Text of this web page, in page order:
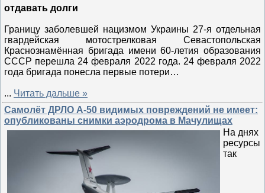
отдавать долги
Границу заболевшей нацизмом Украины 27-я отдельная
гвардейская мотострелковая Севастопольская
Краснознамённая бригада имени 60-летия образования
СССР перешла 24 февраля 2022 года. 24 февраля 2022
года бригада понесла первые потери…
... Читать дальше »
Самолёт ДРЛО А-50 видимых повреждений не имеет:
опубликованы снимки аэродрома в Мачулищах
На днях
ресурсы
так